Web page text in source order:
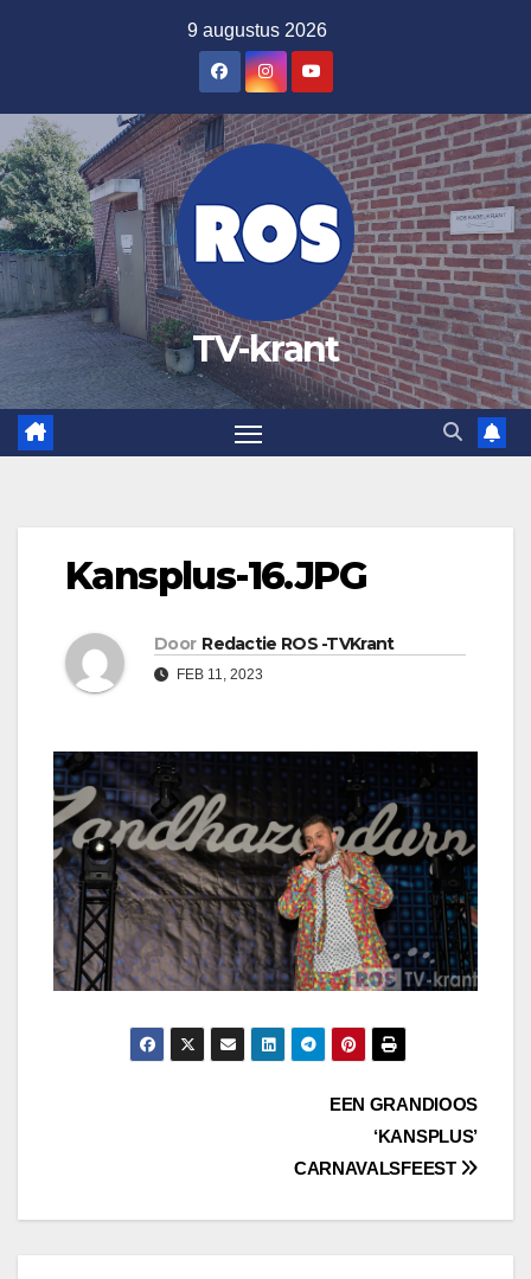
inhoud
9 augustus 2026
TV-krant
Kansplus-16.JPG
Door Redactie ROS -TVKrant
FEB 11, 2023
EEN GRANDIOOS
‘KANSPLUS’
CARNAVALSFEEST